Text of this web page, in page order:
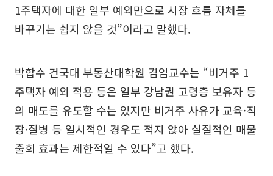
1주택자에 대한 일부 예외만으로 시장 흐름 자체를
바꾸기는 쉽지 않을 것”이라고 말했다.
박합수 건국대 부동산대학원 겸임교수는 “비거주 1
주택자 예외 적용 등은 일부 강남권 고령층 보유자 등
의 매도를 유도할 수는 있지만 비거주 사유가 교육·직
장·질병 등 일시적인 경우도 적지 않아 실질적인 매물
출회 효과는 제한적일 수 있다”고 했다.